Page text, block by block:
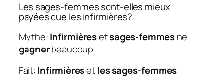
Les sages-femmes sont-elles mieux
payées que les infirmières?
Mythe:Infirmièresetsages-femmesne
gagnerbeaucoup
Fait:Infirmièresetles sages-femmes